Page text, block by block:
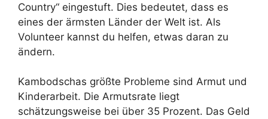
Country“ eingestuft. Dies bedeutet, dass es
eines der ärmsten Länder der Welt ist. Als
Volunteer kannst du helfen, etwas daran zu
ändern.
Kambodschas größte Probleme sind Armut und
Kinderarbeit. Die Armutsrate liegt
schätzungsweise bei über 35 Prozent. Das Geld